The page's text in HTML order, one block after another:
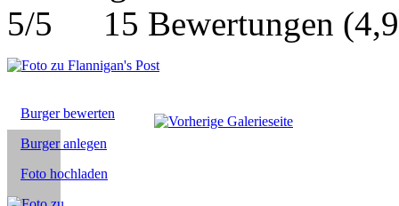
15 Bewertungen (
Burger bewerten
Burger anlegen
Foto hochladen